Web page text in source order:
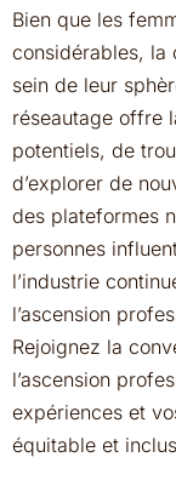
Bien que les
considérables, la
sein de leur
réseautage offre
potentiels, de
d’explorer de
des plateformes
personnes
l’industrie
l’ascension
Rejoignez la
l’ascension
expériences et
équitable et